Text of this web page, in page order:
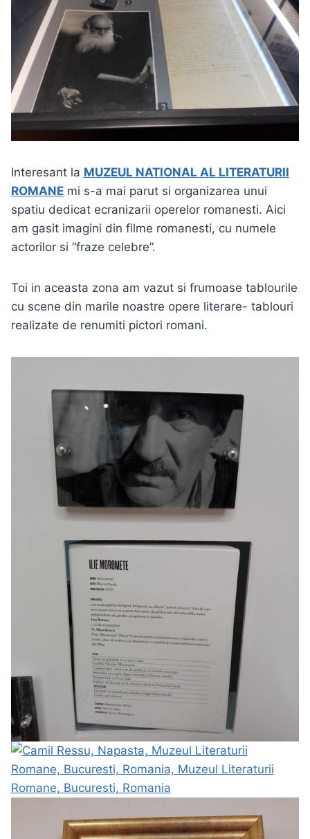
Interesant la MUZEUL NATIONAL AL LITERATURII
ROMANEmi s-a mai parut si organizarea unui
spatiu dedicat ecranizarii operelor romanesti. Aici
am gasit imagini din filme romanesti, cu numele
actorilor si “fraze celebre”.
Toi in aceasta zona am vazut si frumoase tablourile
cu scene din marile noastre opere literare- tablouri
realizate de renumiti pictori romani.